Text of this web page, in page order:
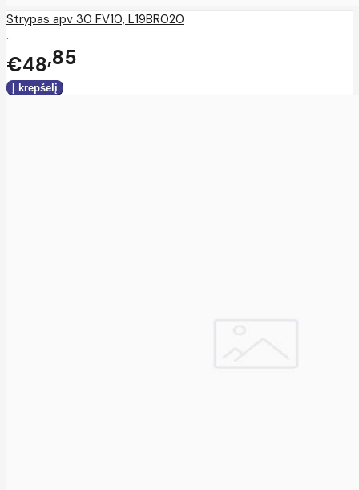
Strypas apv 30 FV10, L19BR020
..
€48 85